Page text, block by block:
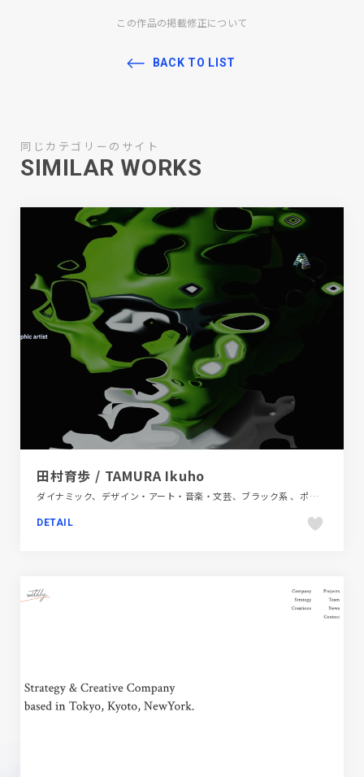
この作品の掲載修正について
BACK TO LIST
同じカテゴリーのサイト
SIMILAR WORKS
田村育歩 / TAMURA Ikuho
ダイナミック、デザイン・アート・音楽・文芸、ブラック系 、ポップ、ポートフォリオ、モーション多め
DETAIL